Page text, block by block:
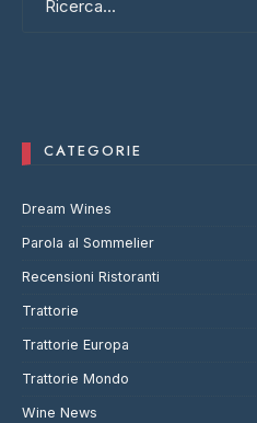
CATEGORIE
Dream Wines
Parola al Sommelier
Recensioni Ristoranti
Trattorie
Trattorie Europa
Trattorie Mondo
Wine News